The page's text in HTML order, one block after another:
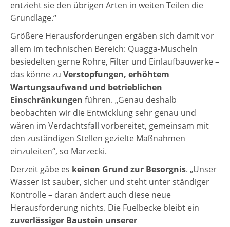
entzieht sie den übrigen Arten in weiten Teilen die
Grundlage.“
Größere Herausforderungen ergäben sich damit vor
allem im technischen Bereich: Quagga-Muscheln
besiedelten gerne Rohre, Filter und Einlaufbauwerke –
das könne zu Verstopfungen, erhöhtem
Wartungsaufwand und betrieblichen
Einschränkungen führen. „Genau deshalb
beobachten wir die Entwicklung sehr genau und
wären im Verdachtsfall vorbereitet, gemeinsam mit
den zuständigen Stellen gezielte Maßnahmen
einzuleiten“, so Marzecki.
Derzeit gäbe es keinen Grund zur Besorgnis. „Unser
Wasser ist sauber, sicher und steht unter ständiger
Kontrolle – daran ändert auch diese neue
Herausforderung nichts. Die Fuelbecke bleibt ein
zuverlässiger Baustein unserer